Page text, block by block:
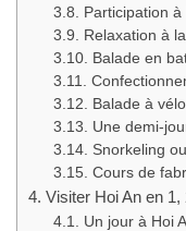
3.8. Participation à
3.9. Relaxation à
3.10. Balade en
3.11.
3.12. Balade à
3.13. Une demi-
3.14. Snorkeling
3.15. Cours de
4. Visiter Hoi An en 1,
4.1. Un jour à Hoi